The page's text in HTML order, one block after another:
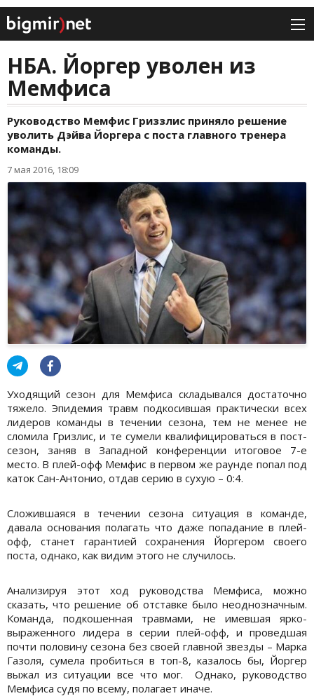
НБА. Йоргер уволен из
Мемфиса
Руководство Мемфис Гриззлис приняло решение
уволить Дэйва Йоргера с поста главного тренера
команды.
7 мая 2016, 18:09
Уходящий сезон для Мемфиса складывался достаточно
тяжело. Эпидемия травм подкосившая практически всех
лидеров команды в течении сезона, тем не менее не
сломила Гризлис, и те сумели квалифицироваться в пост-
сезон, заняв в Западной конференции итоговое 7-е
место. В плей-офф Мемфис в первом же раунде попал под
каток Сан-Антонио, отдав серию в сухую – 0:4.
Сложившаяся в течении сезона ситуация в команде,
давала основания полагать что даже попадание в плей-
офф, станет гарантией сохранения Йоргером своего
поста, однако, как видим этого не случилось.
Анализируя этот ход руководства Мемфиса, можно
сказать, что решение об отставке было неоднозначным.
Команда, подкошенная травмами, не имевшая ярко-
выраженного лидера в серии плей-офф, и проведшая
почти половину сезона без своей главной звезды – Марка
Газоля, сумела пробиться в топ-8, казалось бы, Йоргер
выжал из ситуации все что мог. Однако, руководство
Мемфиса судя по всему, полагает иначе.